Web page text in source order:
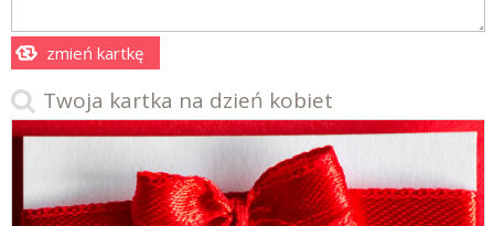
zmień kartkę
Twoja kartka na dzień kobiet